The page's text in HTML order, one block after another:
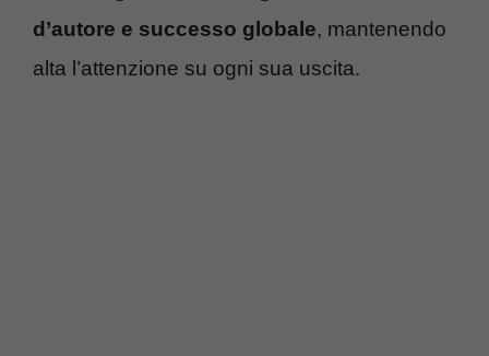
d’autore e successo globale, mantenendo
alta l’attenzione su ogni sua uscita.